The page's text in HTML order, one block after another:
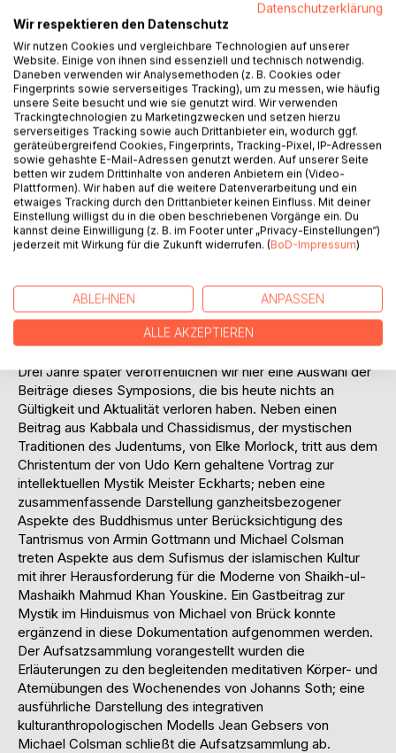
Im Jahr 2013 beging die Evangelische Stadtakademie
Bochum ihren sechzigsten Geburtstag. Mit ihrer Gründung
im Jahr 1953 zählt sie zu den ältesten Evangelischen
Stadtakademien in Deutschland. Zum damaligen
Jubiläumsprogramm gehörte auch ein Symposion über die
mystischen Traditionen im Judentum, im Christentum, dem
Islam und dem Buddhismus. Ein Wochenende lang fragten
ausgewiesene Vertreterinnen und Vertreter aus den
Weltreligionen nach dem Gemeinsamen in den mystischen
Traditionen ihrer Religion für eine ganzheitsorientierten
Spiritualität der Gegenwart.
In früheren Zeiten neigten besonders die sich auf
Offenbarung gründenden Religionen dazu, zentrale
unter Etiketten, wie Mystik. Andere religiöse Traditionen,
wie der frühe Buddhismus, kannten dagegen keinen
Gegensatz zwischen öffentlicher Lehre und Ebenen
Drei Jahre später veröffentlichen wir hier eine Auswahl der
Beiträge dieses Symposions, die bis heute nichts an
Gültigkeit und Aktualität verloren haben. Neben einen
Beitrag aus Kabbala und Chassidismus, der mystischen
Traditionen des Judentums, von Elke Morlock, tritt aus dem
Christentum der von Udo Kern gehaltene Vortrag zur
intellektuellen Mystik Meister Eckharts; neben eine
zusammenfassende Darstellung ganzheitsbezogener
Aspekte des Buddhismus unter Berücksichtigung des
Tantrismus von Armin Gottmann und Michael Colsman
treten Aspekte aus dem Sufismus der islamischen Kultur
mit ihrer Herausforderung für die Moderne von Shaikh-ul-
Mashaikh Mahmud Khan Youskine. Ein Gastbeitrag zur
Mystik im Hinduismus von Michael von Brück konnte
ergänzend in diese Dokumentation aufgenommen werden.
Der Aufsatzsammlung vorangestellt wurden die
Erläuterungen zu den begleitenden meditativen Körper- und
Atemübungen des Wochenendes von Johanns Soth; eine
ausführliche Darstellung des integrativen
kulturanthropologischen Modells Jean Gebsers von
Michael Colsman schließt die Aufsatzsammlung ab.
Datenschutzerklärung
Wir respektieren den Datenschutz
Wir nutzen Cookies und vergleichbare Technologien auf unserer
Website. Einige von ihnen sind essenziell und technisch notwendig.
Daneben verwenden wir Analysemethoden (z. B. Cookies oder
Fingerprints sowie serverseitiges Tracking), um zu messen, wie häufig
unsere Seite besucht und wie sie genutzt wird. Wir verwenden
Trackingtechnologien zu Marketingzwecken und setzen hierzu
serverseitiges Tracking sowie auch Drittanbieter ein, wodurch ggf.
geräteübergreifend Cookies, Fingerprints, Tracking-Pixel, IP-Adressen
sowie gehashte E-Mail-Adressen genutzt werden. Auf unserer Seite
betten wir zudem Drittinhalte von anderen Anbietern ein (Video-
Plattformen). Wir haben auf die weitere Datenverarbeitung und ein
etwaiges Tracking durch den Drittanbieter keinen Einfluss. Mit deiner
Einstellung willigst du in die oben beschriebenen Vorgänge ein. Du
kannst deine Einwilligung (z. B. im Footer unter „Privacy-Einstellungen“)
jederzeit mit Wirkung für die Zukunft widerrufen. (BoD-Impressum)
ABLEHNEN ANPASSEN
ALLE AKZEPTIEREN